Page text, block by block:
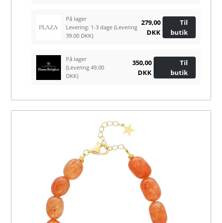
På lager
Levering: 1-3 dage(Levering
39.00 DKK)
279,00
DKK
Til
butik
På lager
(Levering 49.00
DKK)
350,00
DKK
Til
butik